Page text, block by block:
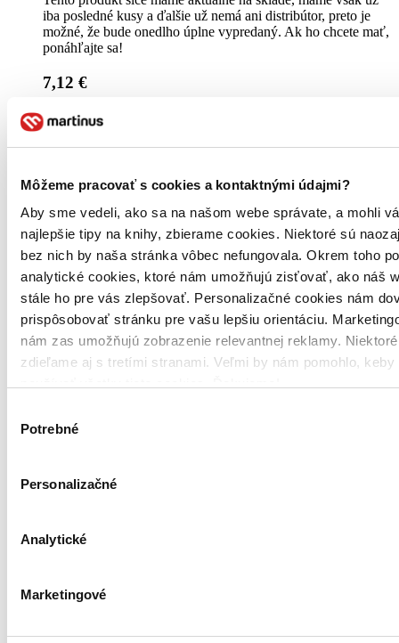
Môžeme pracovať s cookies a kontaktnými údajmi?
Aby sme vedeli, ako sa na našom webe správate, a mohli
najlepšie tipy na knihy, zbierame cookies. Niektoré sú
bez nich by naša stránka vôbec nefungovala. Okrem toho
analytické cookies, ktoré nám umožňujú zisťovať, ako náš
stále ho pre vás zlepšovať. Personalizačné cookies nám
prispôsobovať stránku pre vašu lepšiu orientáciu.
nám zas umožňujú zobrazenie relevantnej reklamy.
zdieľame aj s tretími stranami. Veľmi by nám pomohlo, keby
súhlasu
Potrebné
Personalizačné
Analytické
Marketingové
iba posledné kusy a ďalšie už nemá ani distribútor, preto je
možné, že bude onedlho úplne vypredaný. Ak ho chcete mať,
ponáhľajte sa!
7,12 €
Vložiť do košíka